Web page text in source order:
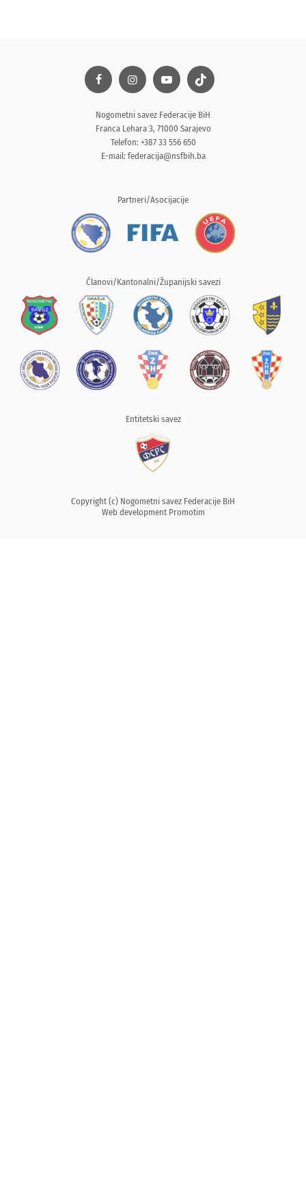
Nogometni savez Federacije BiH
Franca Lehara 3, 71000 Sarajevo
Telefon: +387 33 556 650
E-mail: federacija@nsfbih.ba
Partneri/Asocijacije
Članovi/Kantonalni/Županijski savezi
Entitetski savez
Copyright (c) Nogometni savez Federacije BiH
Web development Promotim